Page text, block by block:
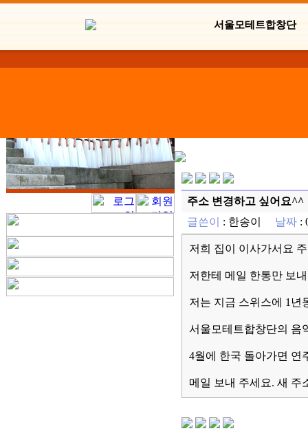
서울모테트합창단
주소 변경하고 싶어요^^
글쓴이
: 한송이 날짜 :
저희 집이 이사가서요
저한테 메일 한통만 보
저는 지금 스위스에 1년
서울모테트합창단의 음
4월에 한국 돌아가면
메일 보내 주세요. 새 주